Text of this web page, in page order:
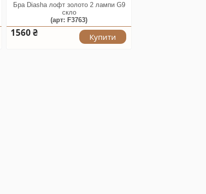
Бра Diasha лофт золото 2 лампи G9
скло
(арт: F3763)
1560 ₴ Купити